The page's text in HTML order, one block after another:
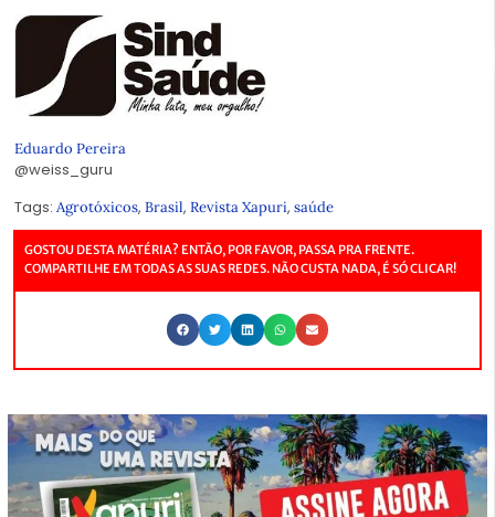
Eduardo Pereira
@weiss_guru
Tags: Agrotóxicos, Brasil, Revista Xapuri, saúde
GOSTOU DESTA MATÉRIA? ENTÃO, POR FAVOR, PASSA PRA FRENTE.
COMPARTILHE EM TODAS AS SUAS REDES. NÃO CUSTA NADA, É SÓ CLICAR!